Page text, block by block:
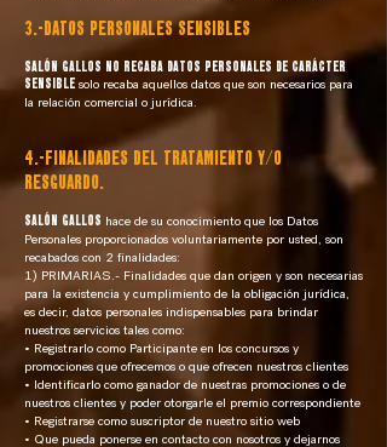
3.-DATOS PERSONALES SENSIBLES
SALÓN GALLOS NO RECABA DATOS PERSONALES DE CARÁCTER
SENSIBLE solo recaba aquellos datos que son necesarios para
la relación comercial o jurídica.
4.-FINALIDADES DEL TRATAMIENTO Y/O
RESGUARDO.
SALÓN GALLOS hace de su conocimiento que los Datos
Personales proporcionados voluntariamente por usted, son
recabados con 2 finalidades:
1) PRIMARIAS.- Finalidades que dan origen y son necesarias
para la existencia y cumplimiento de la obligación jurídica,
es decir, datos personales indispensables para brindar
nuestros servicios tales como:
• Registrarlo como Participante en los concursos y
promociones que ofrecemos o que ofrecen nuestros clientes
• Identificarlo como ganador de nuestras promociones o de
nuestros clientes y poder otorgarle el premio correspondiente
• Registrarse como suscriptor de nuestro sitio web
• Que pueda ponerse en contacto con nosotros y dejarnos